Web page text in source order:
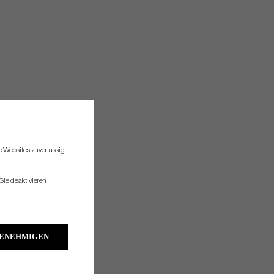
Websites zuverlässig
deaktivieren